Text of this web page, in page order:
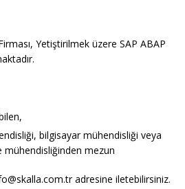
Yetiştirilmek üzere SAP ABAP
bilgisayar mühendisliği veya
mezun
adresine iletebilirsiniz.